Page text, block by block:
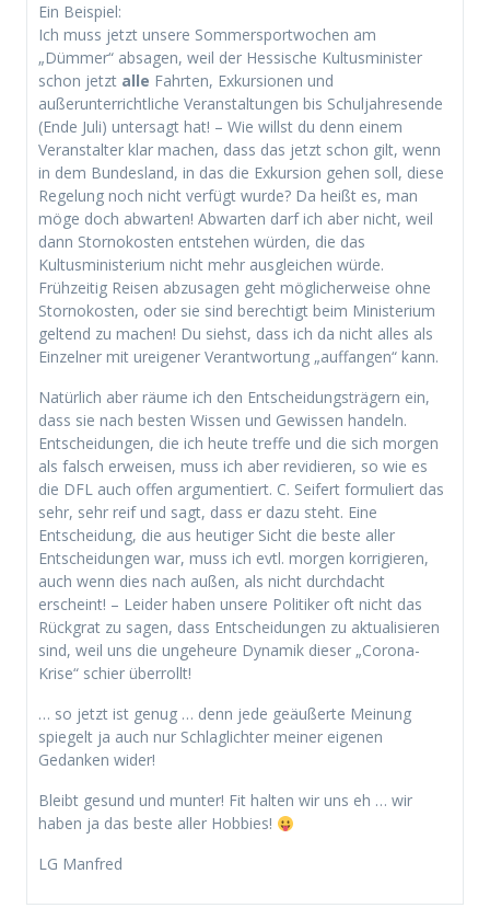
Ein Beispiel:
Ich muss jetzt unsere Sommersportwochen am
„Dümmer“ absagen, weil der Hessische Kultusminister
schon jetzt alle Fahrten, Exkursionen und
außerunterrichtliche Veranstaltungen bis Schuljahresende
(Ende Juli) untersagt hat! – Wie willst du denn einem
Veranstalter klar machen, dass das jetzt schon gilt, wenn
in dem Bundesland, in das die Exkursion gehen soll, diese
Regelung noch nicht verfügt wurde? Da heißt es, man
möge doch abwarten! Abwarten darf ich aber nicht, weil
dann Stornokosten entstehen würden, die das
Kultusministerium nicht mehr ausgleichen würde.
Frühzeitig Reisen abzusagen geht möglicherweise ohne
Stornokosten, oder sie sind berechtigt beim Ministerium
geltend zu machen! Du siehst, dass ich da nicht alles als
Einzelner mit ureigener Verantwortung „auffangen“ kann.
Natürlich aber räume ich den Entscheidungsträgern ein,
dass sie nach besten Wissen und Gewissen handeln.
Entscheidungen, die ich heute treffe und die sich morgen
als falsch erweisen, muss ich aber revidieren, so wie es
die DFL auch offen argumentiert. C. Seifert formuliert das
sehr, sehr reif und sagt, dass er dazu steht. Eine
Entscheidung, die aus heutiger Sicht die beste aller
Entscheidungen war, muss ich evtl. morgen korrigieren,
auch wenn dies nach außen, als nicht durchdacht
erscheint! – Leider haben unsere Politiker oft nicht das
Rückgrat zu sagen, dass Entscheidungen zu aktualisieren
sind, weil uns die ungeheure Dynamik dieser „Corona-
Krise“ schier überrollt!
… so jetzt ist genug … denn jede geäußerte Meinung
spiegelt ja auch nur Schlaglichter meiner eigenen
Gedanken wider!
Bleibt gesund und munter! Fit halten wir uns eh … wir
haben ja das beste aller Hobbies!
LG Manfred